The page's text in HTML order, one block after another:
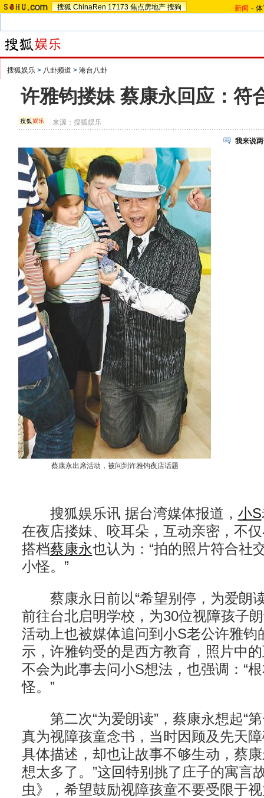
搜狐 ChinaRen 17173 焦点房地产 搜狗 新闻 -
搜狐娱乐 > 八卦频道 > 港台八卦
许雅钧搂妹 蔡康永回应：符
来源：搜狐娱乐
我来说
蔡康永出席活动，被问到许雅钧夜店话题
搜狐娱乐讯 据台湾媒体报道， 小S
在夜店搂妹、咬耳朵，互动亲密，不
搭档蔡康永也认为：“拍的照片符合社
小怪。”
蔡康永日前以“希望别停，为爱朗
前往台北启明学校，为30位视障孩子
活动上也被媒体追问到小S老公许雅钧
示，许雅钧受的是西方教育，照片中
不会为此事去问小S想法，也强调：“
怪。”
第二次“为爱朗读”，蔡康永想起“第
真为视障孩童念书，当时因顾及先天
具体描述，却也让故事不够生动，蔡
想太多了。”这回特别挑了庄子的寓言
虫》，希望鼓励视障孩童不要受限于